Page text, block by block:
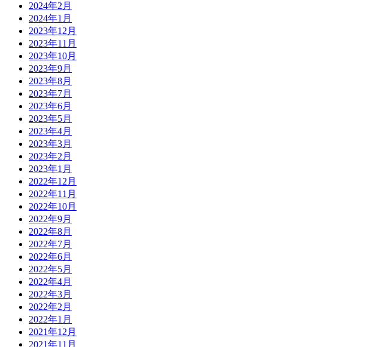
2024年2月
2024年1月
2023年12月
2023年11月
2023年10月
2023年9月
2023年8月
2023年7月
2023年6月
2023年5月
2023年4月
2023年3月
2023年2月
2023年1月
2022年12月
2022年11月
2022年10月
2022年9月
2022年8月
2022年7月
2022年6月
2022年5月
2022年4月
2022年3月
2022年2月
2022年1月
2021年12月
2021年11月